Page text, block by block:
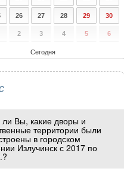
26 27 28 29 30
2 3 4 5 6
Сегодня
ли Вы, какие дворы и
территории были
в городском
Излучинск с 2017 по